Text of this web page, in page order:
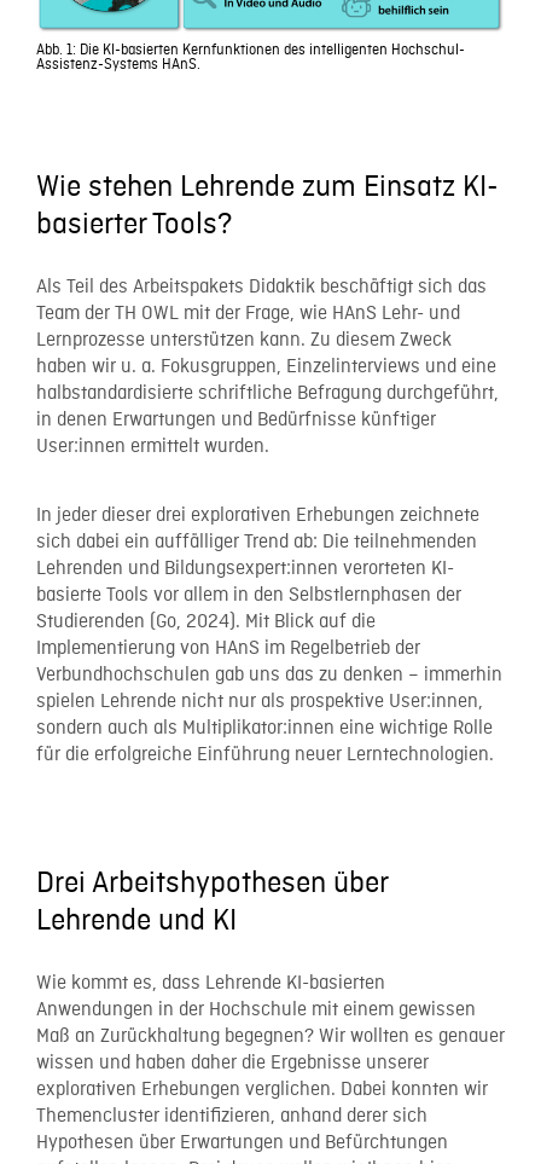
Abb. 1: Die KI-basierten Kernfunktionen des intelligenten Hochschul-
Assistenz-Systems HAnS.
Wie stehen Lehrende zum Einsatz KI-
basierter Tools?
Als Teil des Arbeitspakets Didaktik beschäftigt sich das
Team der TH OWL mit der Frage, wie HAnS Lehr- und
Lernprozesse unterstützen kann. Zu diesem Zweck
haben wir u. a. Fokusgruppen, Einzelinterviews und eine
halbstandardisierte schriftliche Befragung durchgeführt,
in denen Erwartungen und Bedürfnisse künftiger
User:innen ermittelt wurden.
In jeder dieser drei explorativen Erhebungen zeichnete
sich dabei ein auffälliger Trend ab: Die teilnehmenden
Lehrenden und Bildungsexpert:innen verorteten KI-
basierte Tools vor allem in den Selbstlernphasen der
Studierenden (Go, 2024). Mit Blick auf die
Implementierung von HAnS im Regelbetrieb der
Verbundhochschulen gab uns das zu denken – immerhin
spielen Lehrende nicht nur als prospektive User:innen,
sondern auch als Multiplikator:innen eine wichtige Rolle
für die erfolgreiche Einführung neuer Lerntechnologien.
Drei Arbeitshypothesen über
Lehrende und KI
Wie kommt es, dass Lehrende KI-basierten
Anwendungen in der Hochschule mit einem gewissen
Maß an Zurückhaltung begegnen? Wir wollten es genauer
wissen und haben daher die Ergebnisse unserer
explorativen Erhebungen verglichen. Dabei konnten wir
Themencluster identifizieren, anhand derer sich
Hypothesen über Erwartungen und Befürchtungen